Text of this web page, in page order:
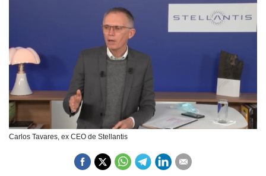
Carlos Tavares, ex CEO de Stellantis